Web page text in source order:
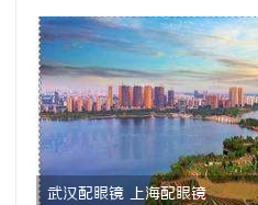
激光跟踪仪在现代精密测量中